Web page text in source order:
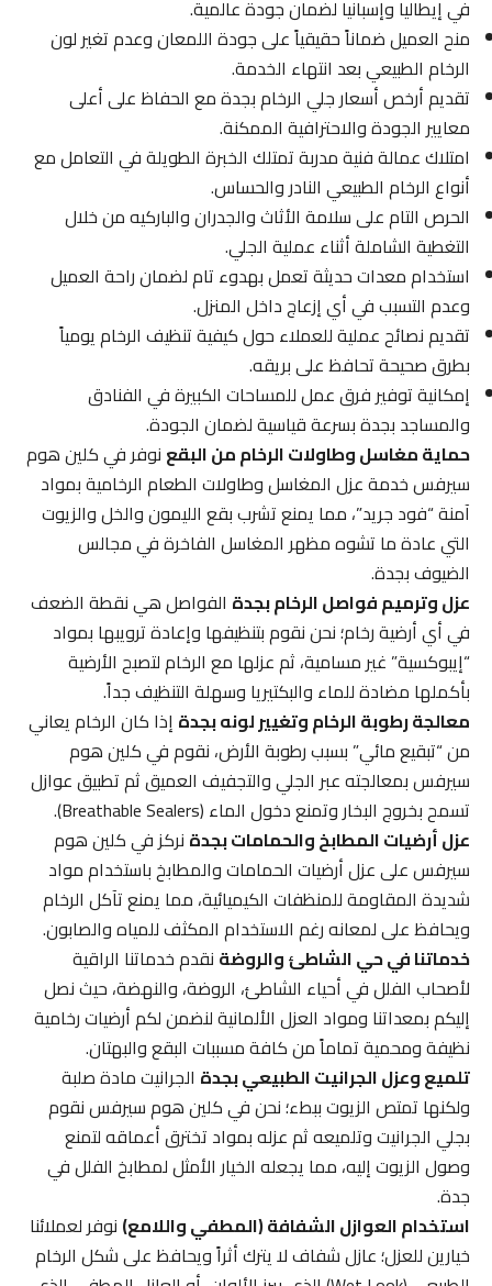
في إيطاليا وإسبانيا لضمان جودة عالمية.
منح العميل ضماناً حقيقياً على جودة اللمعان وعدم تغير لون
الرخام الطبيعي بعد انتهاء الخدمة.
تقديم أرخص أسعار جلي الرخام بجدة مع الحفاظ على أعلى
معايير الجودة والاحترافية الممكنة.
امتلاك عمالة فنية مدربة تمتلك الخبرة الطويلة في التعامل مع
أنواع الرخام الطبيعي النادر والحساس.
الحرص التام على سلامة الأثاث والجدران والباركيه من خلال
التغطية الشاملة أثناء عملية الجلي.
استخدام معدات حديثة تعمل بهدوء تام لضمان راحة العميل
وعدم التسبب في أي إزعاج داخل المنزل.
تقديم نصائح عملية للعملاء حول كيفية تنظيف الرخام يومياً
بطرق صحيحة تحافظ على بريقه.
إمكانية توفير فرق عمل للمساحات الكبيرة في الفنادق
والمساجد بجدة بسرعة قياسية لضمان الجودة.
حماية مغاسل وطاولات الرخام من البقعنوفر في كلين هوم
سيرفس خدمة عزل المغاسل وطاولات الطعام الرخامية بمواد
آمنة “فود جريد”، مما يمنع تشرب بقع الليمون والخل والزيوت
التي عادة ما تشوه مظهر المغاسل الفاخرة في مجالس
الضيوف بجدة.
عزل وترميم فواصل الرخام بجدةالفواصل هي نقطة الضعف
في أي أرضية رخام؛ نحن نقوم بتنظيفها وإعادة ترويبها بمواد
“إيبوكسية” غير مسامية، ثم عزلها مع الرخام لتصبح الأرضية
بأكملها مضادة للماء والبكتيريا وسهلة التنظيف جداً.
معالجة رطوبة الرخام وتغيير لونه بجدةإذا كان الرخام يعاني
من “تبقيع مائي” بسبب رطوبة الأرض، نقوم في كلين هوم
سيرفس بمعالجته عبر الجلي والتجفيف العميق ثم تطبيق عوازل
تسمح بخروج البخار وتمنع دخول الماء (Breathable Sealers).
عزل أرضيات المطابخ والحمامات بجدةنركز في كلين هوم
سيرفس على عزل أرضيات الحمامات والمطابخ باستخدام مواد
شديدة المقاومة للمنظفات الكيميائية، مما يمنع تآكل الرخام
ويحافظ على لمعانه رغم الاستخدام المكثف للمياه والصابون.
خدماتنا في حي الشاطئ والروضةنقدم خدماتنا الراقية
لأصحاب الفلل في أحياء الشاطئ، الروضة، والنهضة، حيث نصل
إليكم بمعداتنا ومواد العزل الألمانية لنضمن لكم أرضيات رخامية
نظيفة ومحمية تماماً من كافة مسببات البقع والبهتان.
تلميع وعزل الجرانيت الطبيعي بجدةالجرانيت مادة صلبة
ولكنها تمتص الزيوت ببطء؛ نحن في كلين هوم سيرفس نقوم
بجلي الجرانيت وتلميعه ثم عزله بمواد تخترق أعماقه لتمنع
وصول الزيوت إليه، مما يجعله الخيار الأمثل لمطابخ الفلل في
جدة.
استخدام العوازل الشفافة (المطفي واللامع)نوفر لعملائنا
خيارين للعزل؛ عازل شفاف لا يترك أثراً ويحافظ على شكل الرخام